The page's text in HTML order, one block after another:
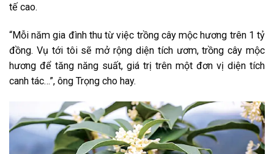
tế cao.
“Mỗi năm gia đình thu từ việc trồng cây mộc hương trên 1 tỷ
đồng. Vụ tới tôi sẽ mở rộng diện tích ươm, trồng cây mộc
hương để tăng năng suất, giá trị trên một đơn vị diện tích
canh tác…”, ông Trọng cho hay.